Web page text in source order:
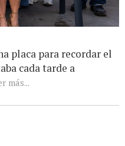
placa para recordar el
cada tarde a
más...